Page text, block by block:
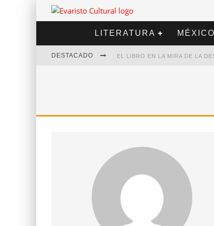
LITERATURA MÉXICO
DESTACADO EL LIBRO EN LA MIRA DE LA
DIEGO MERET | HOTEL
ALEJANDRA CORREA | LA